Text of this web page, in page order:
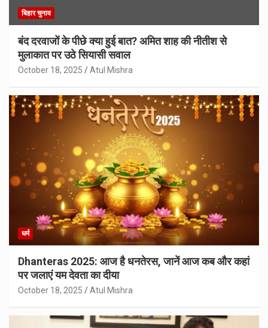
बिहार चुनाव
बंद दरवाजों के पीछे क्या हुई बात? अमित शाह की नीतीश से
मुलाकात पर उठे सियासी सवाल
October 18, 2025 Atul Mishra
धर्म
Dhanteras 2025: आज है धनतेरस, जानें आज कब और कहां
पर जलाएं यम देवता का दीया
October 18, 2025 Atul Mishra